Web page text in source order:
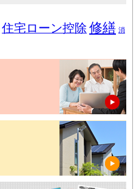
住宅ローン控除 修繕 消